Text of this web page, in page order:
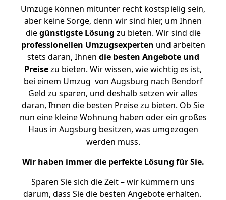
Umzüge können mitunter recht kostspielig sein,
aber keine Sorge, denn wir sind hier, um Ihnen
diegünstigste Lösung zu bieten. Wir sind die
professionellen Umzugsexperten und arbeiten
stets daran, Ihnen die besten Angebote und
Preisezu bieten. Wir wissen, wie wichtig es ist,
bei einem Umzug von Augsburg nach Bendorf
Geld zu sparen, und deshalb setzen wir alles
daran, Ihnen die besten Preise zu bieten. Ob Sie
nun eine kleine Wohnung haben oder ein großes
Haus in Augsburg besitzen, was umgezogen
werden muss.
Wir haben immer die perfekte Lösung für Sie.
Sparen Sie sich die Zeit – wir kümmern uns
darum, dass Sie die besten Angebote erhalten.